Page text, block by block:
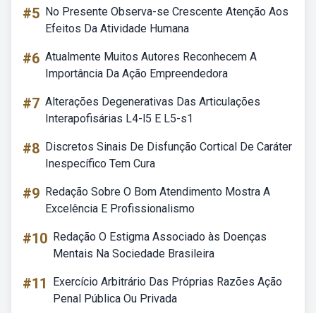
#5 No Presente Observa-se Crescente Atenção Aos
Efeitos Da Atividade Humana
#6 Atualmente Muitos Autores Reconhecem A
Importância Da Ação Empreendedora
#7 Alterações Degenerativas Das Articulações
Interapofisárias L4-l5 E L5-s1
#8 Discretos Sinais De Disfunção Cortical De Caráter
Inespecífico Tem Cura
#9 Redação Sobre O Bom Atendimento Mostra A
Excelência E Profissionalismo
#10 Redação O Estigma Associado às Doenças
Mentais Na Sociedade Brasileira
#11
Exercício Arbitrário Das Próprias Razões Ação
Penal Pública Ou Privada